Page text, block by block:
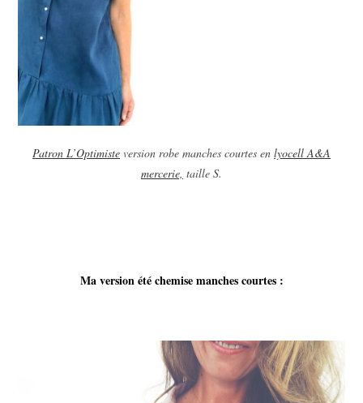
Patron L’Optimiste version robe manches courtes en lyocell A&A
mercerie, taille S.
Ma version été chemise manches courtes :